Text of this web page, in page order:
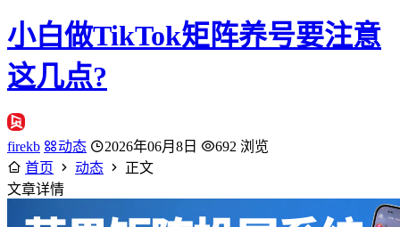
小白做TikTok矩阵养号要注意
这几点?
firekb 动态 2026年06月8日
692 浏览
首页
动态
正文
文章详情